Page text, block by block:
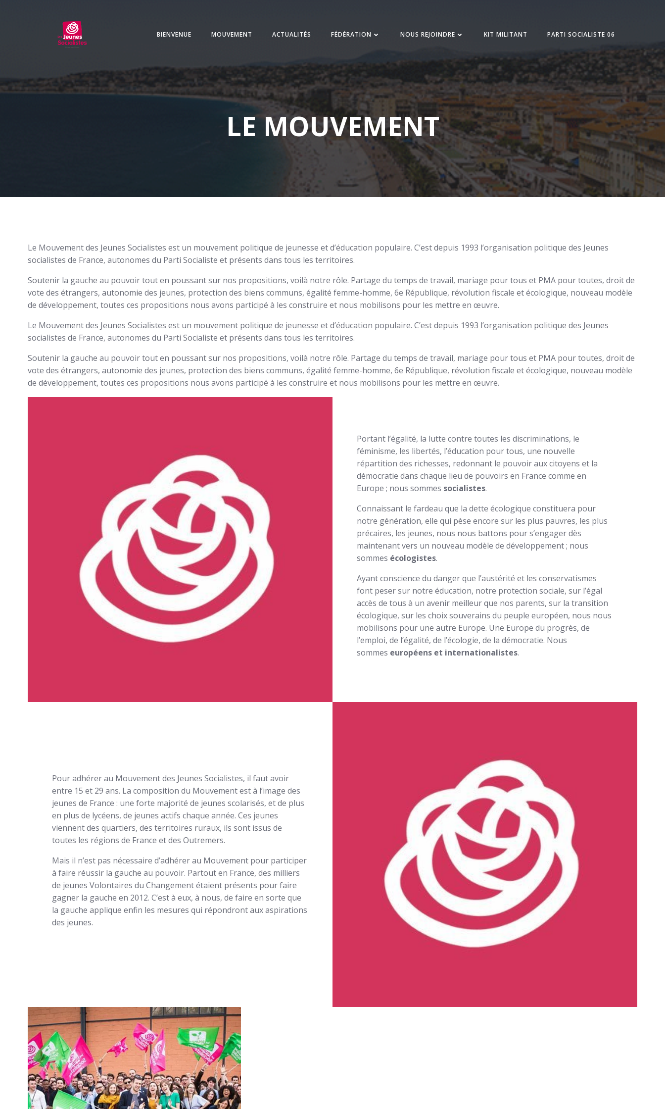
BIENVENUE MOUVEMENT ACTUALITÉS FÉDÉRATION NOUS REJOINDRE KIT MILITANT PARTI SOCIALISTE 06
LE MOUVEMENT
Le Mouvement des Jeunes Socialistes est un mouvement politique de jeunesse et d’éducation populaire. C’est depuis 1993 l’organisation politique des Jeunes
socialistes de France, autonomes du Parti Socialiste et présents dans tous les territoires.
Soutenir la gauche au pouvoir tout en poussant sur nos propositions, voilà notre rôle. Partage du temps de travail, mariage pour tous et PMA pour toutes, droit de
vote des étrangers, autonomie des jeunes, protection des biens communs, égalité femme-homme, 6e République, révolution fiscale et écologique, nouveau modèle
de développement, toutes ces propositions nous avons participé à les construire et nous mobilisons pour les mettre en œuvre.
Le Mouvement des Jeunes Socialistes est un mouvement politique de jeunesse et d’éducation populaire. C’est depuis 1993 l’organisation politique des Jeunes
socialistes de France, autonomes du Parti Socialiste et présents dans tous les territoires.
Soutenir la gauche au pouvoir tout en poussant sur nos propositions, voilà notre rôle. Partage du temps de travail, mariage pour tous et PMA pour toutes, droit de
vote des étrangers, autonomie des jeunes, protection des biens communs, égalité femme-homme, 6e République, révolution fiscale et écologique, nouveau modèle
de développement, toutes ces propositions nous avons participé à les construire et nous mobilisons pour les mettre en œuvre.
Portant l’égalité, la lutte contre toutes les discriminations, le
féminisme, les libertés, l’éducation pour tous, une nouvelle
répartition des richesses, redonnant le pouvoir aux citoyens et la
démocratie dans chaque lieu de pouvoirs en France comme en
Europe ; nous sommes socialistes.
Connaissant le fardeau que la dette écologique constituera pour
notre génération, elle qui pèse encore sur les plus pauvres, les plus
précaires, les jeunes, nous nous battons pour s’engager dès
maintenant vers un nouveau modèle de développement ; nous
sommes écologistes.
Ayant conscience du danger que l’austérité et les conservatismes
font peser sur notre éducation, notre protection sociale, sur l’égal
accès de tous à un avenir meilleur que nos parents, sur la transition
écologique, sur les choix souverains du peuple européen, nous nous
mobilisons pour une autre Europe. Une Europe du progrès, de
l’emploi, de l’égalité, de l’écologie, de la démocratie. Nous
sommes européens et internationalistes.
Pour adhérer au Mouvement des Jeunes Socialistes, il faut avoir
entre 15 et 29 ans. La composition du Mouvement est à l’image des
jeunes de France : une forte majorité de jeunes scolarisés, et de plus
en plus de lycéens, de jeunes actifs chaque année. Ces jeunes
viennent des quartiers, des territoires ruraux, ils sont issus de
toutes les régions de France et des Outremers.
Mais il n’est pas nécessaire d’adhérer au Mouvement pour participer
à faire réussir la gauche au pouvoir. Partout en France, des milliers
de jeunes Volontaires du Changement étaient présents pour faire
gagner la gauche en 2012. C’est à eux, à nous, de faire en sorte que
la gauche applique enfin les mesures qui répondront aux aspirations
des jeunes.